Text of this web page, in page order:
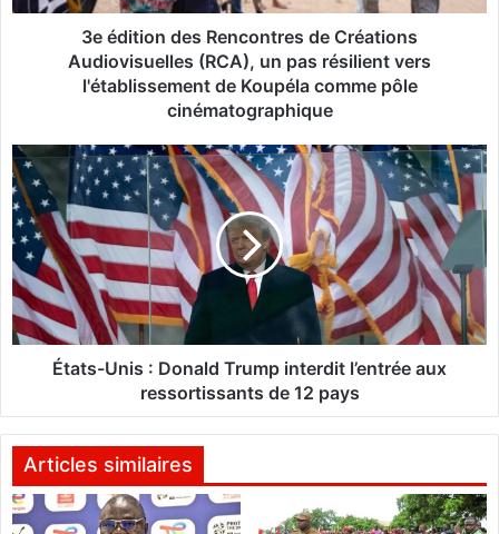
n
n
c
o
n
t
r
e
s
d
é
i
o
3e édition des Rencontres de Créations
Audiovisuelles (RCA), un pas résilient vers
l'établissement de Koupéla comme pôle
cinématographique
É
t
a
t
s
-
U
n
i
:
D
n
a
l
États-Unis : Donald Trump interdit l’entrée aux
ressortissants de 12 pays
Articles similaires